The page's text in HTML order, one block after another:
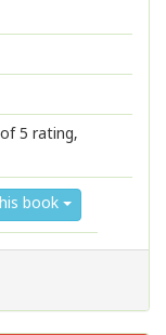
5 rating,
book